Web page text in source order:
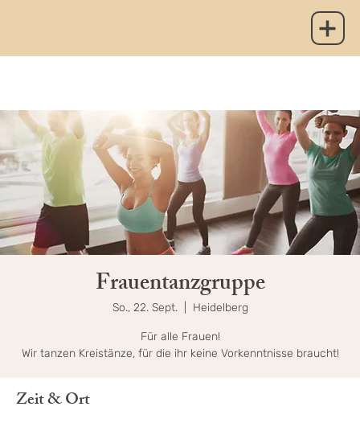
Frauentanzgruppe
So., 22. Sept.
  |
Heidelberg
Für alle Frauen!
Wir tanzen Kreistänze, für die ihr keine Vorkenntnisse braucht!
Zeit & Ort